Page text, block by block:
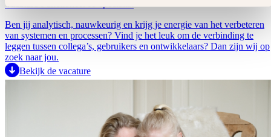
Vacature Functioneel IT-specialist
Ben jij analytisch, nauwkeurig en krijg je energie van het verbeteren
van systemen en processen? Vind je het leuk om de verbinding te
leggen tussen collega’s, gebruikers en ontwikkelaars? Dan zijn wij op
zoek naar jou.
Bekijk de vacature